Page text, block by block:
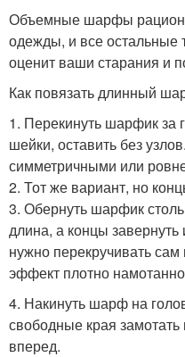
Объемные шарфы
одежды, и все остальные
оценит ваши старания и
Как повязать длинный
1. Перекинуть шарфик за
шейки, оставить без
симметричными или
2. Тот же вариант, но
3. Обернуть шарфик
длина, а концы
нужно перекручивать
эффект плотно
4. Накинуть шарф на
свободные края
вперед.